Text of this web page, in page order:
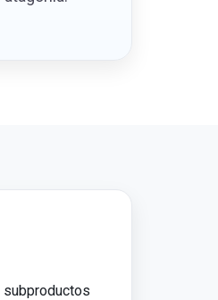
subproductos